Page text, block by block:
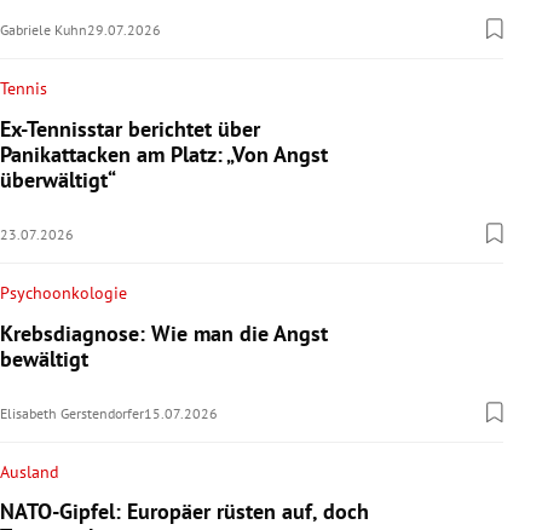
Gabriele Kuhn29.07.2026
Tennis
Ex-Tennisstar berichtet über
Panikattacken am Platz: „Von Angst
überwältigt“
23.07.2026
Psychoonkologie
Krebsdiagnose: Wie man die Angst
bewältigt
Elisabeth Gerstendorfer15.07.2026
Ausland
NATO-Gipfel: Europäer rüsten auf, doch